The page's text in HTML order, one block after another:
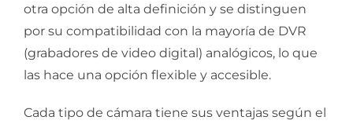
otra opción de alta definición y se distinguen
por su compatibilidad con la mayoría de DVR
(grabadores de video digital) analógicos, lo que
las hace una opción flexible y accesible.
Cada tipo de cámara tiene sus ventajas según el